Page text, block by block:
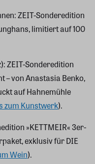
ZEIT-Sonderedition
limitiert auf 100
ZEIT-Sonderedition
– von Anastasia Benko,
auf Hahnemühle
zum Kunstwerk).
»KETTMEIR« 3er-
exklusiv für DIE
Wein).